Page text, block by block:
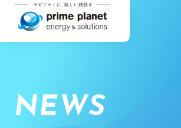
NEWS